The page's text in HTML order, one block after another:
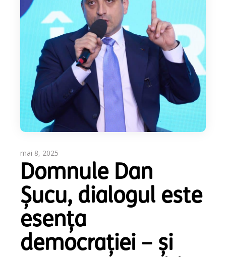
mai 8, 2025
Domnule Dan
Șucu, dialogul este
esența
democrației – și